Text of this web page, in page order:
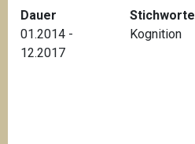
Dauer
01.2014 -
12.2017
Stichworte
Kognition